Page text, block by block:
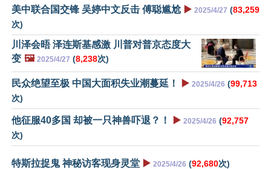
美中联合国交锋 吴婷中文反击 傅聪尴尬 ▶️ 2025/4/27 (83,259
次)
川泽会晤 泽连斯基感激 川普对普京态度大
变 🖼️ 2025/4/27 (8,238次)
民众绝望至极 中国大面积失业潮蔓延！ ▶️ 2025/4/26 (99,713
次)
他征服40多国 却被一只神兽吓退？！ ▶️ 2025/4/26 (92,757
次)
特斯拉捉鬼 神秘访客现身灵堂 ▶️ 2025/4/26 (92,680次)